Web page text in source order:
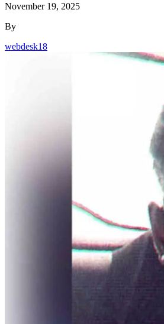
November 19, 2025
By
webdesk18